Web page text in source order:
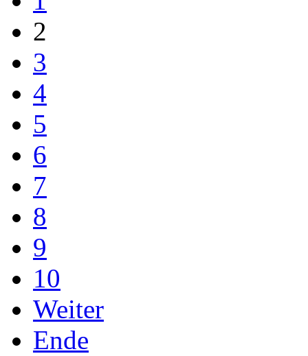
2
3
4
5
6
7
8
9
10
Weiter
Ende